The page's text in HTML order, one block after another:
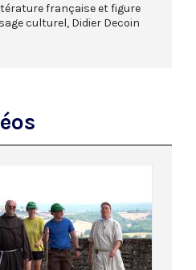
française et figure
culturel, Didier Decoin